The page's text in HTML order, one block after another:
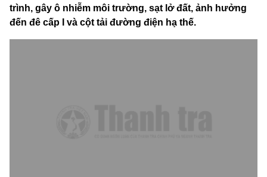
trình, gây ô nhiễm môi trường, sạt lở đất, ảnh hưởng
đến đê cấp I và cột tải đường điện hạ thế.